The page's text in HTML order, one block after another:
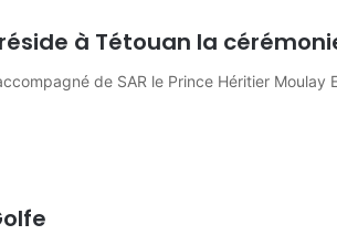
à Tétouan la
de SAR le Prince Héritier Moulay